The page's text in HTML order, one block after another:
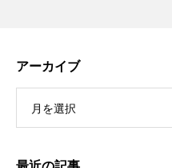
アーカイブ
月を選択